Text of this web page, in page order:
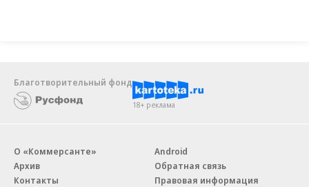
Благотворительный фонд
18+ реклама
О «Коммерсанте»
Архив
Контакты
Android
Обратная связь
Правовая информация